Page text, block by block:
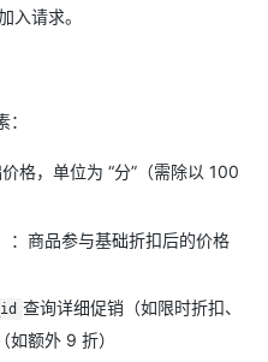
入请求。
格，单位为 “分”（需除以 100
：商品参与基础折扣后的价格
查询详细促销（如限时折扣、
额外 9 折）